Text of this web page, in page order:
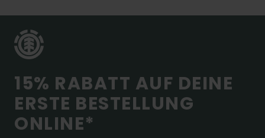
15% RABATT AUF DEINE
ERSTE BESTELLUNG
ONLINE*